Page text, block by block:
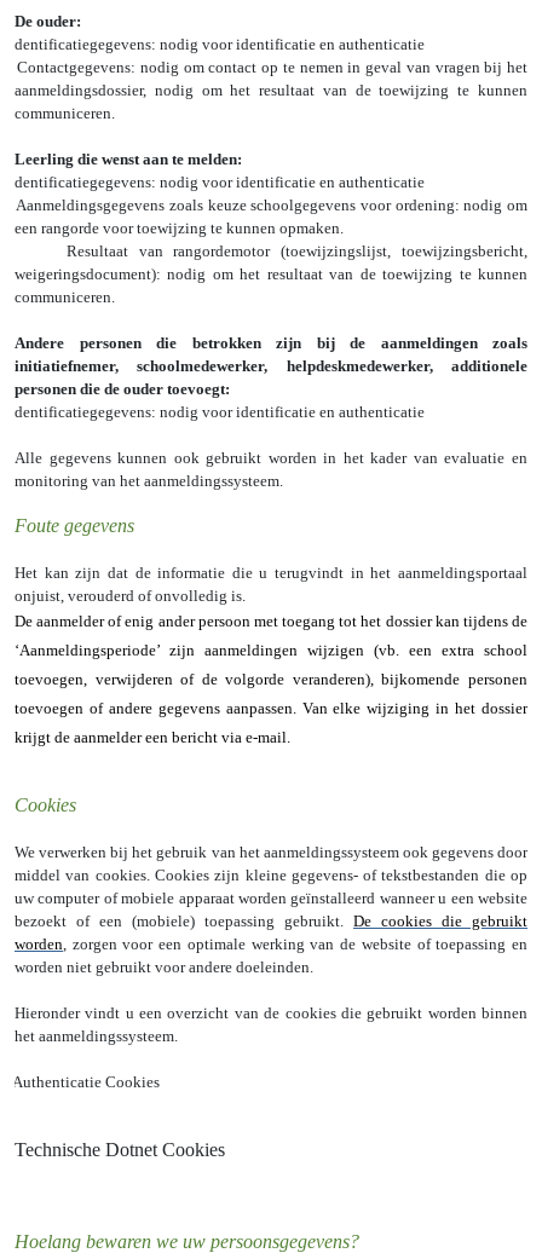
De ouder:
Identificatiegegevens: nodig voor identificatie en authenticatie
Contactgegevens: nodig om contact op te nemen in geval van vragen bij het
aanmeldingsdossier, nodig om het resultaat van de toewijzing te kunnen
communiceren.
Leerling die wenst aan te melden:
Identificatiegegevens: nodig voor identificatie en authenticatie
Aanmeldingsgegevens zoals keuze schoolgegevens voor ordening: nodig om
een rangorde voor toewijzing te kunnen opmaken.
Resultaat van rangordemotor (toewijzingslijst, toewijzingsbericht,
weigeringsdocument): nodig om het resultaat van de toewijzing te kunnen
communiceren.
Andere personen die betrokken zijn bij de aanmeldingen zoals
initiatiefnemer, schoolmedewerker, helpdeskmedewerker, additionele
personen die de ouder toevoegt:
Identificatiegegevens: nodig voor identificatie en authenticatie
Alle gegevens kunnen ook gebruikt worden in het kader van evaluatie en
monitoring van het aanmeldingssysteem.
Foute gegevens
Het kan zijn dat de informatie die u terugvindt in het aanmeldingsportaal
onjuist, verouderd of onvolledig is.
De aanmelder of enig ander persoon met toegang tot het dossier kan tijdens de
‘Aanmeldingsperiode’ zijn aanmeldingen wijzigen (vb. een extra school
toevoegen, verwijderen of de volgorde veranderen), bijkomende personen
toevoegen of andere gegevens aanpassen. Van elke wijziging in het dossier
krijgt de aanmelder een bericht via e-mail.
Cookies
We verwerken bij het gebruik van het aanmeldingssysteem ook gegevens door
middel van cookies. Cookies zijn kleine gegevens- of tekstbestanden die op
uw computer of mobiele apparaat worden geïnstalleerd wanneer u een website
bezoekt of een (mobiele) toepassing gebruikt. De cookies die gebruikt
worden, zorgen voor een optimale werking van de website of toepassing en
worden niet gebruikt voor andere doeleinden.
Hieronder vindt u een overzicht van de cookies die gebruikt worden binnen
het aanmeldingssysteem.
Authenticatie Cookies
Technische Dotnet Cookies
Hoelang bewaren we uw persoonsgegevens?